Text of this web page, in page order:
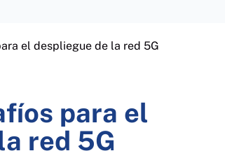
el despliegue de la red 5G
para el
red 5G